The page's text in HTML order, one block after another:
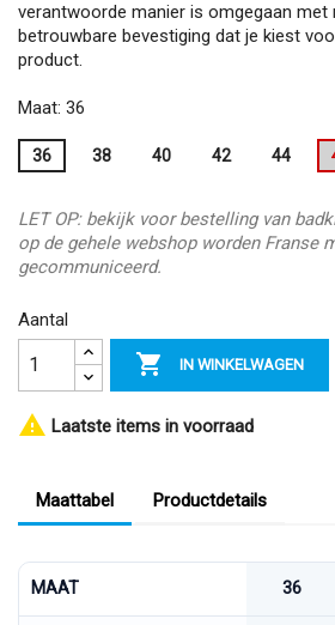
verantwoorde manier is omgegaan met
betrouwbare bevestiging dat je kiest
product.
Maat: 36
36 38 40 42 44
LET OP: bekijk voor bestelling van
op de gehele webshop worden Franse
gecommuniceerd.
Aantal
 IN WINKELWAGEN
 Laatste items in voorraad
Maattabel Productdetails
MAAT 36